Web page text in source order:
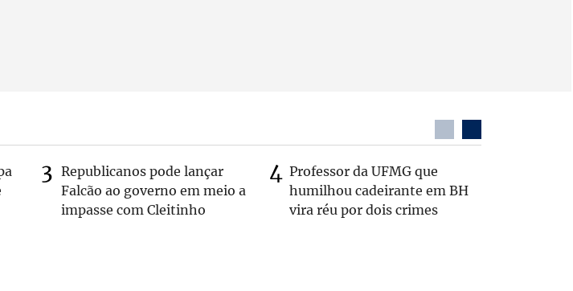
Republicanos pode lançar
Falcão ao governo em meio a
impasse com Cleitinho
Professor da UFMG que
humilhou cadeirante em BH
vira réu por dois crimes